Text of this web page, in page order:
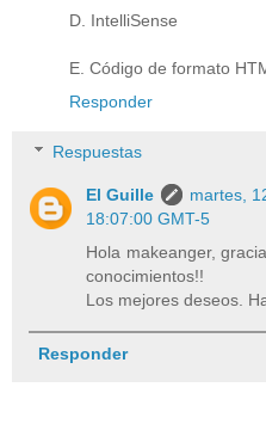
D. IntelliSense
E. Código de formato
Responder
Respuestas
El Guille
martes,
18:07:00 GMT-5
Hola makeanger,
conocimientos!!
Los mejores deseos.
Responder